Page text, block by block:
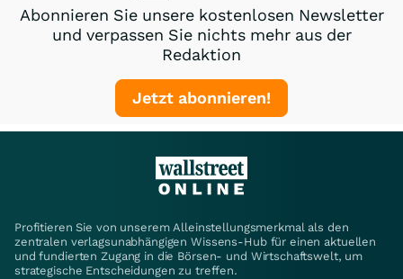
Abonnieren Sie unsere kostenlosen Newsletter
und verpassen Sie nichts mehr aus der
Redaktion
Jetzt abonnieren!
Profitieren Sie von unserem Alleinstellungsmerkmal als den
zentralen verlagsunabhängigen Wissens-Hub für einen aktuellen
und fundierten Zugang in die Börsen- und Wirtschaftswelt, um
strategische Entscheidungen zu treffen.